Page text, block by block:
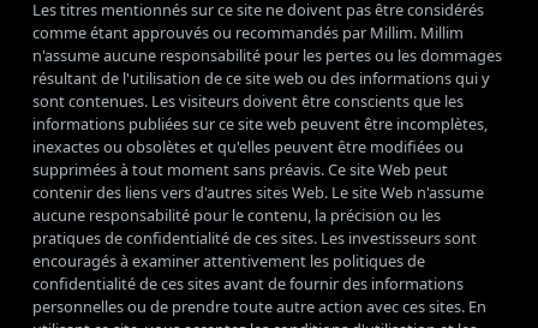
Les titres mentionnés sur ce site ne doivent pas être considérés
comme étant approuvés ou recommandés par Millim. Millim
n'assume aucune responsabilité pour les pertes ou les dommages
résultant de l'utilisation de ce site web ou des informations qui y
sont contenues. Les visiteurs doivent être conscients que les
informations publiées sur ce site web peuvent être incomplètes,
inexactes ou obsolètes et qu'elles peuvent être modifiées ou
supprimées à tout moment sans préavis. Ce site Web peut
contenir des liens vers d'autres sites Web. Le site Web n'assume
aucune responsabilité pour le contenu, la précision ou les
pratiques de confidentialité de ces sites. Les investisseurs sont
encouragés à examiner attentivement les politiques de
confidentialité de ces sites avant de fournir des informations
personnelles ou de prendre toute autre action avec ces sites. En